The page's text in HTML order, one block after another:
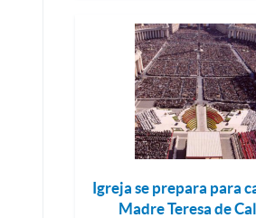
Igreja se prepara para
Madre Teresa de